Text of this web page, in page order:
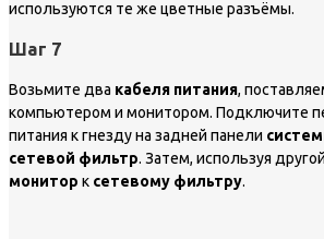
используются те же цветные разъёмы.
Шаг 7
Возьмите два кабеля питания,
компьютером и монитором. Подключите
питания к гнезду на задней панели
сетевой фильтр. Затем, используя
монитор к сетевому фильтру.